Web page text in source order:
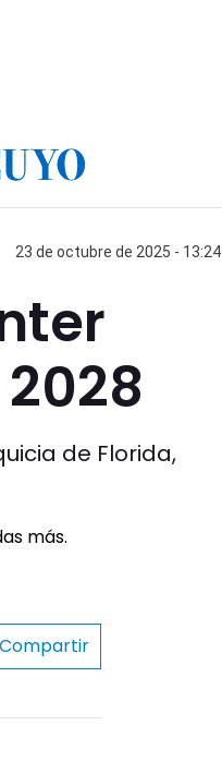
23 de octubre de 2025 - 13:24
de Florida,
Compartir